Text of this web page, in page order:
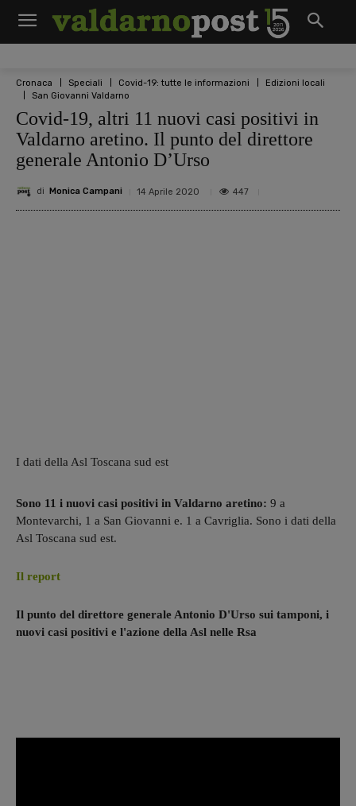
Cronaca Speciali Covid-19: tutte le informazioni
Edizioni locali
San Giovanni Valdarno
Covid-19, altri 11 nuovi casi positivi in
Valdarno aretino. Il punto del direttore
generale Antonio D’Urso
di Monica Campani 14 Aprile 2020 447
I dati della Asl Toscana sud est
Sono 11 i nuovi casi positivi in Valdarno aretino: 9 a
Montevarchi, 1 a San Giovanni e. 1 a Cavriglia. Sono i dati della
Asl Toscana sud est.
Il report
Il punto del direttore generale Antonio D'Urso sui tamponi, i
nuovi casi positivi e l'azione della Asl nelle Rsa